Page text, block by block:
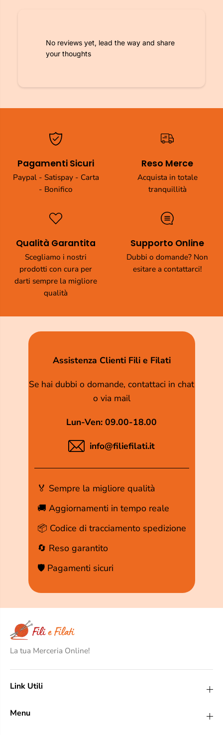
No reviews yet, lead the way and share
your thoughts
Pagamenti Sicuri
Paypal - Satispay - Carta
- Bonifico
Reso Merce
Acquista in totale
tranquillità
Qualità Garantita
Scegliamo i nostri
prodotti con cura per
darti sempre la migliore
qualità
Supporto Online
Dubbi o domande? Non
esitare a contattarci!
Assistenza Clienti Fili e Filati
Se hai dubbi o domande, contattaci in chat
o via mail
Lun-Ven: 09.00-18.00
info@filiefilati.it
🏅 Sempre la migliore qualità
🚚 Aggiornamenti in tempo reale
📦 Codice di tracciamento spedizione
🔄 Reso garantito
🛡️ Pagamenti sicuri
La tua Merceria Online!
Link Utili
Menu